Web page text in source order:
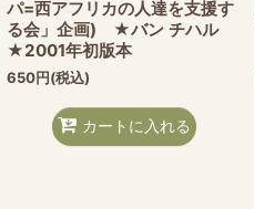
パ=西アフリカの人達を支援す
る会」企画) ★バン チハル
★2001年初版本
650円(税込)
カートに入れる